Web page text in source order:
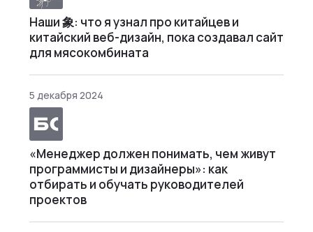
Наши 象: что я узнал про китайцев и
китайский веб-дизайн, пока создавал сайт
для мясокомбината
5 декабря 2024
«Менеджер должен понимать, чем живут
программисты и дизайнеры»: как
отбирать и обучать руководителей
проектов